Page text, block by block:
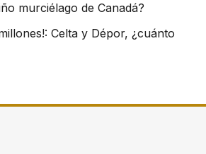
murciélago de Canadá?
Celta y Dépor, ¿cuánto